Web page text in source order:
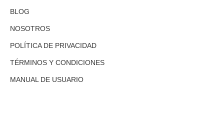
BLOG
NOSOTROS
POLÍTICA DE PRIVACIDAD
TÉRMINOS Y CONDICIONES
MANUAL DE USUARIO